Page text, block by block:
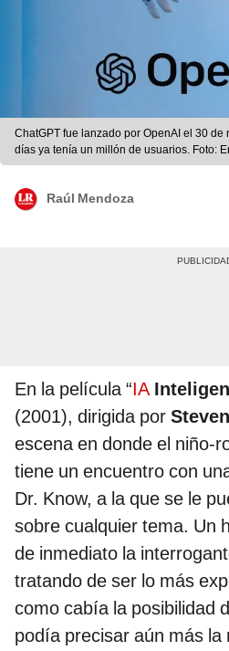
ChatGPT fue lanzado por OpenAI el 30
días ya tenía un millón de usuarios. Foto:
Raúl Mendoza
En la película “IA
(2001), dirigida por
escena en donde el niño-
tiene un encuentro con
Dr. Know, a la que se le
sobre cualquier tema. Un
de inmediato la
tratando de ser lo más
como cabía la posibilidad
podía precisar aún más la